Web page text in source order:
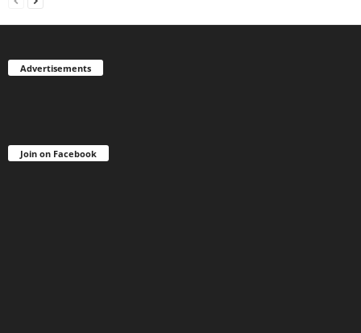
Advertisements
Join on Facebook